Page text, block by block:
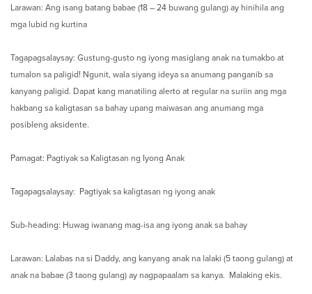
Larawan: Ang isang batang babae (18 – 24 buwang gulang) ay hinihila ang
mga lubid ng kurtina
Tagapagsalaysay: Gustung-gusto ng iyong masiglang anak na tumakbo at
tumalon sa paligid! Ngunit, wala siyang ideya sa anumang panganib sa
kanyang paligid. Dapat kang manatiling alerto at regular na suriin ang mga
hakbang sa kaligtasan sa bahay upang maiwasan ang anumang mga
posibleng aksidente.
Pamagat: Pagtiyak sa Kaligtasan ng Iyong Anak
Tagapagsalaysay: Pagtiyak sa kaligtasan ng iyong anak
Sub-heading: Huwag iwanang mag-isa ang iyong anak sa bahay
Larawan: Lalabas na si Daddy, ang kanyang anak na lalaki (5 taong gulang) at
anak na babae (3 taong gulang) ay nagpapaalam sa kanya. Malaking ekis.